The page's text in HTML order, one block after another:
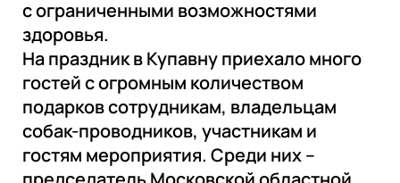
с ограниченными возможностями
здоровья.
На праздник в Купавну приехало много
гостей с огромным количеством
подарков сотрудникам, владельцам
собак-проводников, участникам и
гостям мероприятия. Среди них –